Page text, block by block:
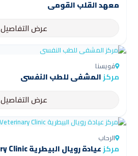
معهد القلب القومي
عرض التفاصيل
قويسنا
مركزالمشفى للطب النفسي
عرض التفاصيل
الرحاب
مركزعيادة رويال البيطرية Royal Veterinary Clinic